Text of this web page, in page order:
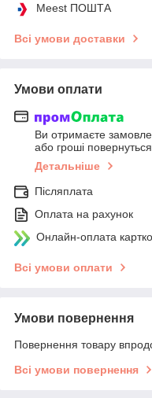
Meest ПОШТА
Всі умови доставки
Умови оплати
Ви отримаєте
або гроші
Детальніше
Післяплата
Оплата на рахунок
Онлайн-оплата
Всі умови оплати
Умови повернення
Повернення товару
Всі умови повернення